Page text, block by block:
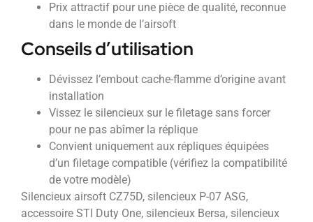
Prix attractif pour une pièce de qualité, reconnue
dans le monde de l’airsoft
Conseils d’utilisation
Dévissez l’embout cache-flamme d’origine avant
installation
Vissez le silencieux sur le filetage sans forcer
pour ne pas abîmer la réplique
Convient uniquement aux répliques équipées
d’un filetage compatible (vérifiez la compatibilité
de votre modèle)
Silencieux airsoft CZ75D, silencieux P-07 ASG,
accessoire STI Duty One, silencieux Bersa, silencieux